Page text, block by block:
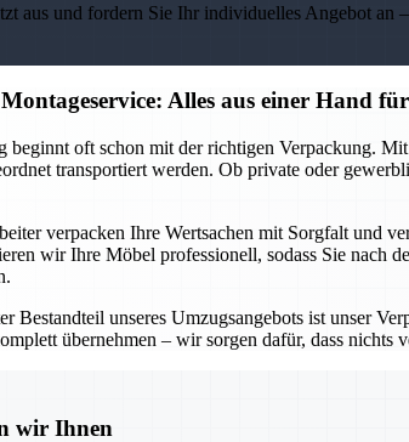
aus und fordern Sie Ihr individuelles Angebot an
Alles aus einer Hand
beginnt oft schon mit der richtigen Verpackung.
transportiert werden. Ob private oder
verpacken Ihre Wertsachen mit Sorgfalt und
wir Ihre Möbel professionell, sodass Sie nach
Bestandteil unseres Umzugsangebots ist unser
übernehmen – wir sorgen dafür, dass nichts
wir Ihnen